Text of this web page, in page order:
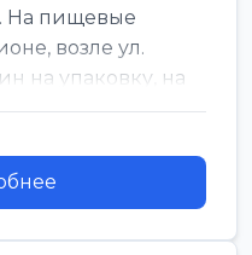
На пищевые
возле ул.
на упаковку, на